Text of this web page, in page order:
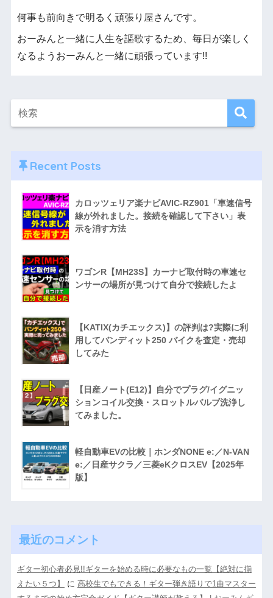
何事も前向きで明るく頑張り屋さんです。
おーみんと一緒に人生を謳歌するため、毎日が楽しく
なるようおーみんと一緒に頑張っています!!
Recent Posts
カロッツェリア楽ナビAVIC-RZ901「車速信号
線が外れました。接続を確認して下さい」表
示を消す方法
ワゴンR【MH23S】カーナビ取付時の車速セ
ンサーの場所が見つけて自分で接続したよ
【KATIX(カチエックス)】の評判は?実際に利
用してバンディット250 バイクを査定・売却
してみた
【日産ノート(E12)】自分でプラグ/イグニッ
ションコイル交換・スロットルバルブ洗浄し
てみました。
軽自動車EVの比較｜ホンダNONE e:／N-VAN
e:／日産サクラ／三菱eKクロスEV【2025年
版】
最近のコメント
ギター初心者必見!!ギターを始める時に必要なもの一覧【絶対に揃
えたい５つ】
に 高校生でもできる！ギター弾き語りで1曲マスター